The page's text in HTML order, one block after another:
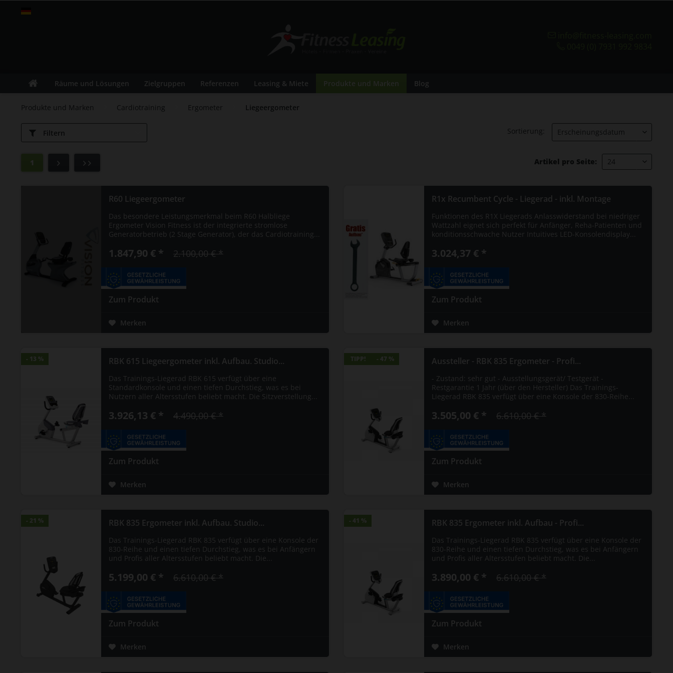
Räume und Lösungen Zielgruppen Referenzen Leasing & Miete Produkte und Marken Blog
Produkte und Marken Cardiotraining Ergometer Liegeergometer
Filtern Sortierung:
1 Artikel pro Seite:
R60 Liegeergometer
Das besondere Leistungsmerkmal beim R60 Halbliege
Ergometer Vision Fitness ist der integrierte stromlose
Generatorbetrieb (2 Stage Generator), der das Cardiotraining...
1.847,90 € * 2.100,00 € *
Merken
Zum Produkt
R1x Recumbent Cycle - Liegerad - inkl. Montage
Funktionen des R1X Liegerads Anlasswiderstand bei niedriger
Wattzahl eignet sich perfekt für Anfänger, Reha-Patienten und
konditionsschwache Nutzer Intuitives LED-Konsolendisplay...
3.024,37 € *
Merken
Zum Produkt
- 13 %
- 13 % RBK 615 Liegeergometer inkl. Aufbau. Studio...
Das Trainings-Liegerad RBK 615 verfügt über eine
Standardkonsole und einen tiefen Durchstieg, was es bei
Nutzern aller Altersstufen beliebt macht. Die Sitzverstellung...
3.926,13 € * 4.490,00 € *
Merken
Zum Produkt
TIPP! - 47 %
TIPP! - 47 % Aussteller - RBK 835 Ergometer - Profi...
- Zustand: sehr gut - Ausstellungsgerät/ Testgerät -
Restgarantie 1 Jahr (über den Hersteller) Das Trainings-
Liegerad RBK 835 verfügt über eine Konsole der 830-Reihe...
3.505,00 € * 6.610,00 € *
Merken
Zum Produkt
- 21 %
- 21 % RBK 835 Ergometer inkl. Aufbau. Studio...
Das Trainings-Liegerad RBK 835 verfügt über eine Konsole der
830-Reihe und einen tiefen Durchstieg, was es bei Anfängern
und Profis aller Altersstufen beliebt macht. Die...
5.199,00 € * 6.610,00 € *
Merken
Zum Produkt
- 41 %
- 41 % RBK 835 Ergometer inkl. Aufbau - Profi...
Das Trainings-Liegerad RBK 835 verfügt über eine Konsole der
830-Reihe und einen tiefen Durchstieg, was es bei Anfängern
und Profis aller Altersstufen beliebt macht. Die...
3.890,00 € * 6.610,00 € *
Merken
Zum Produkt